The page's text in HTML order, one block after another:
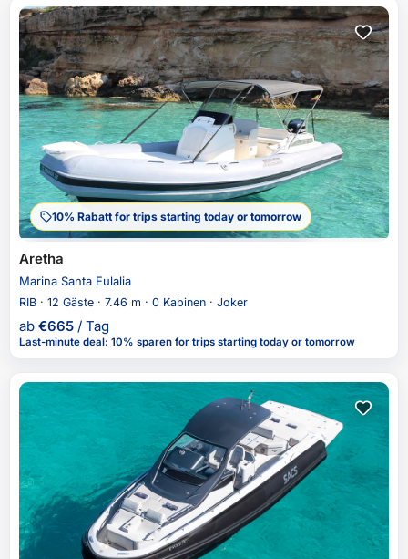
10% Rabatt for trips starting today or tomorrow
Aretha
Marina Santa Eulalia
RIB · 12 Gäste · 7.46 m · 0 Kabinen · Joker
ab €665 / Tag
Last-minute deal: 10% sparen for trips starting today or tomorrow